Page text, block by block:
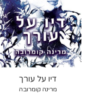
דיו על עורך
מרינה קומרובה